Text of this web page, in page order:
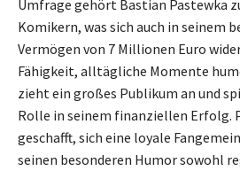
Umfrage gehört Bastian Pastewka
Komikern, was sich auch in seinem
Vermögen von 7 Millionen Euro
Fähigkeit, alltägliche Momente
zieht ein großes Publikum an und
Rolle in seinem finanziellen Erfolg.
geschafft, sich eine loyale
seinen besonderen Humor sowohl